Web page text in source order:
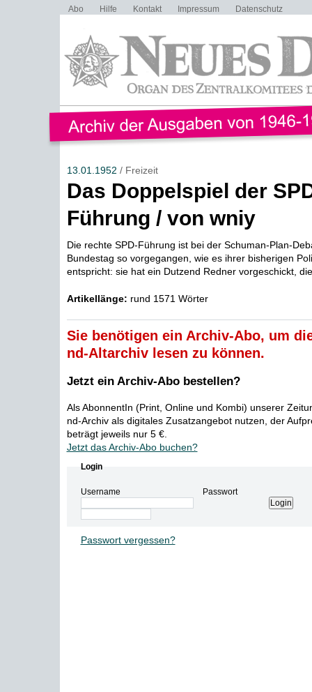
Abo Hilfe Kontakt Impressum Datenschutz
13.01.1952 / Freizeit
Das Doppelspiel der
Führung / von wniy
Die rechte SPD-Führung ist bei der Schuman-Plan-
Bundestag so vorgegangen, wie es ihrer bisherigen
entspricht: sie hat ein Dutzend Redner vorgeschickt,
Artikellänge: rund 1571 Wörter
Sie benötigen ein Archiv-Abo, um
nd-Altarchiv lesen zu können.
Jetzt ein Archiv-Abo bestellen?
Als AbonnentIn (Print, Online und Kombi) unserer
nd-Archiv als digitales Zusatzangebot nutzen, der
beträgt jeweils nur 5 €.
Jetzt das Archiv-Abo buchen?
Login
Username Passwort
Passwort vergessen?